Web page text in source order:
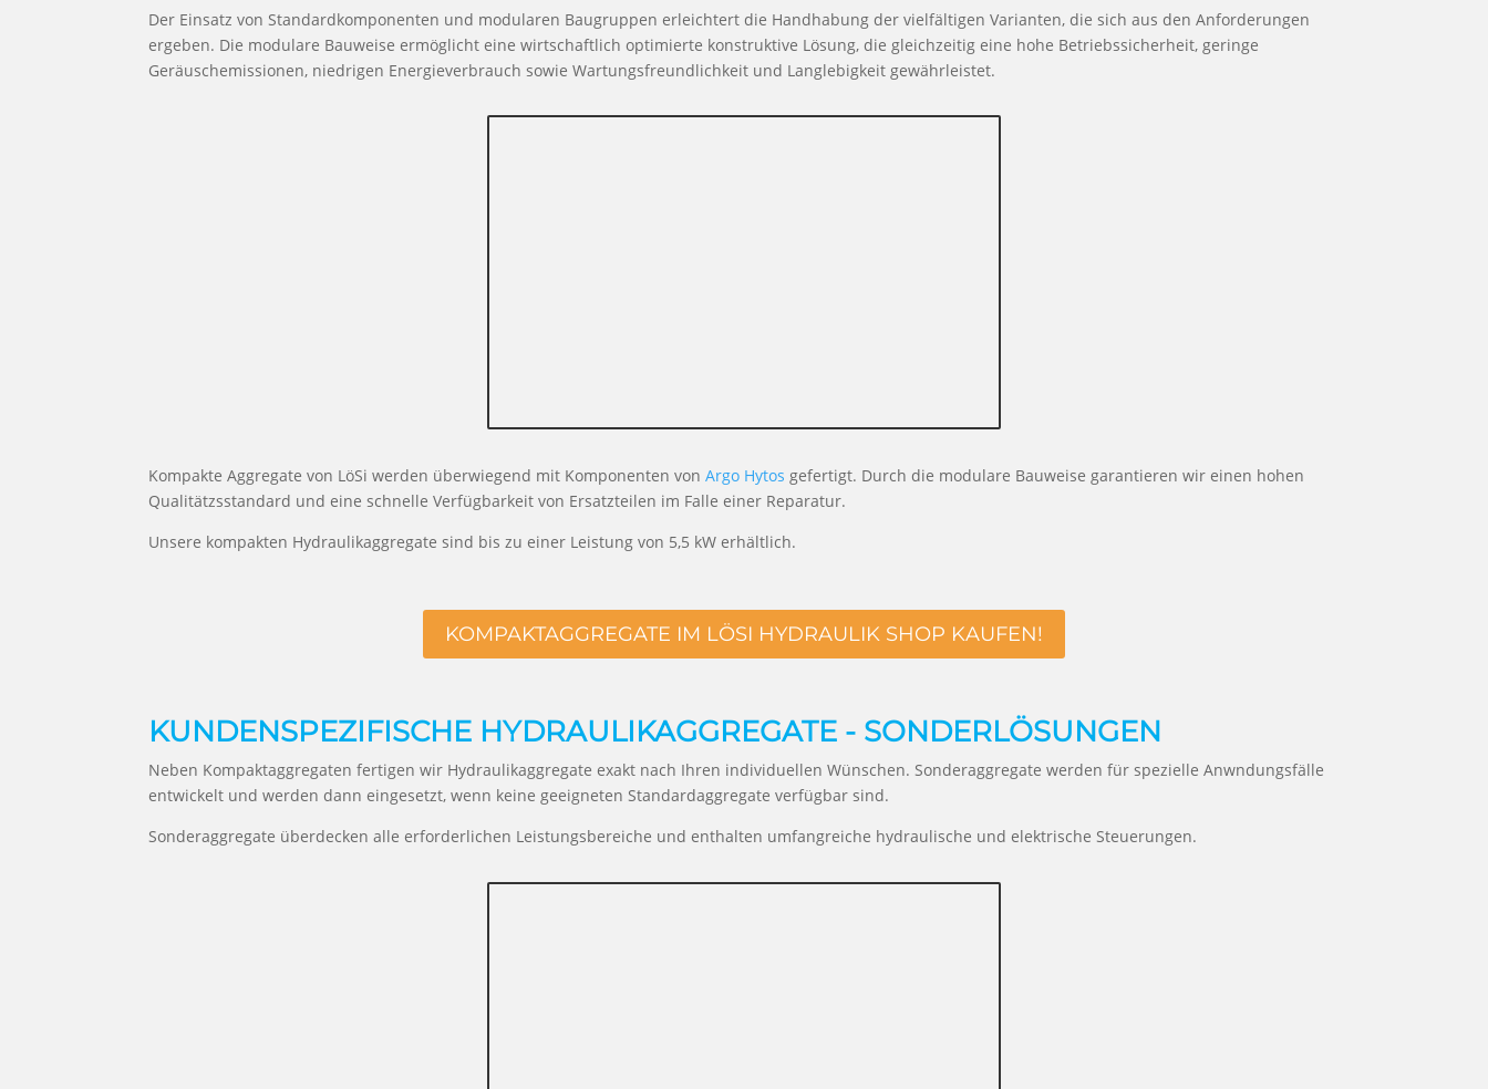
Der Einsatz von Standardkomponenten und modularen Baugruppen erleichtert die Handhabung der vielfältigen Varianten, die sich aus den Anforderungen
ergeben. Die modulare Bauweise ermöglicht eine wirtschaftlich optimierte konstruktive Lösung, die gleichzeitig eine hohe Betriebssicherheit, geringe
Geräuschemissionen, niedrigen Energieverbrauch sowie Wartungsfreundlichkeit und Langlebigkeit gewährleistet.
Kompakte Aggregate von LöSi werden überwiegend mit Komponenten von Argo Hytos gefertigt. Durch die modulare Bauweise garantieren wir einen hohen
Qualitätzsstandard und eine schnelle Verfügbarkeit von Ersatzteilen im Falle einer Reparatur.
Unsere kompakten Hydraulikaggregate sind bis zu einer Leistung von 5,5 kW erhältlich.
KOMPAKTAGGREGATE IM LÖSI HYDRAULIK SHOP KAUFEN!
KUNDENSPEZIFISCHE HYDRAULIKAGGREGATE - SONDERLÖSUNGEN
Neben Kompaktaggregaten fertigen wir Hydraulikaggregate exakt nach Ihren individuellen Wünschen. Sonderaggregate werden für spezielle Anwndungsfälle
entwickelt und werden dann eingesetzt, wenn keine geeigneten Standardaggregate verfügbar sind.
Sonderaggregate überdecken alle erforderlichen Leistungsbereiche und enthalten umfangreiche hydraulische und elektrische Steuerungen.